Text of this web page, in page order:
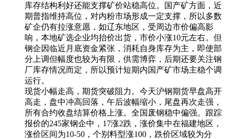
库存结构利好还能支撑矿价站稳高位。国产矿方面，近
期普指维持高位，对内粉市场形成一定支撑，所以多数
矿企仍有拉涨意愿，如辽东地区，受周边市价偏高影
响，本地矿选企业均抬价出货，市价小涨10元左右。但
钢企因临近月底资金紧张，消耗自身库存为主，即使部
分上调但幅度也较为有限，供需博弈，后期还要关注钢
厂库存情况而定，所以预计短期内国产矿市场主稳个调
运行。
现货小幅走高，期货突破阻力。今天沪钢期货早盘高开
高走，盘中冲高回落，午后波幅缩小，尾盘再次走强，
所有合约收盘结算价格上涨。全国废钢稳中偏强。跟踪
报价的245家钢企中，17涨2跌，涨价集中在福建地区，
涨价区间为10-50，个别料型涨100，跌价区域较为分